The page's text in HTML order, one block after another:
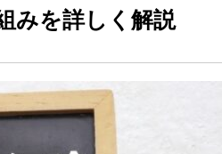
みを詳しく解説